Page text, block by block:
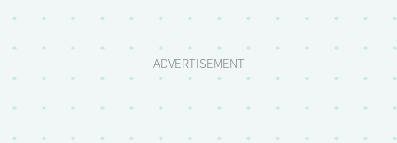
ADVERTISEMENT